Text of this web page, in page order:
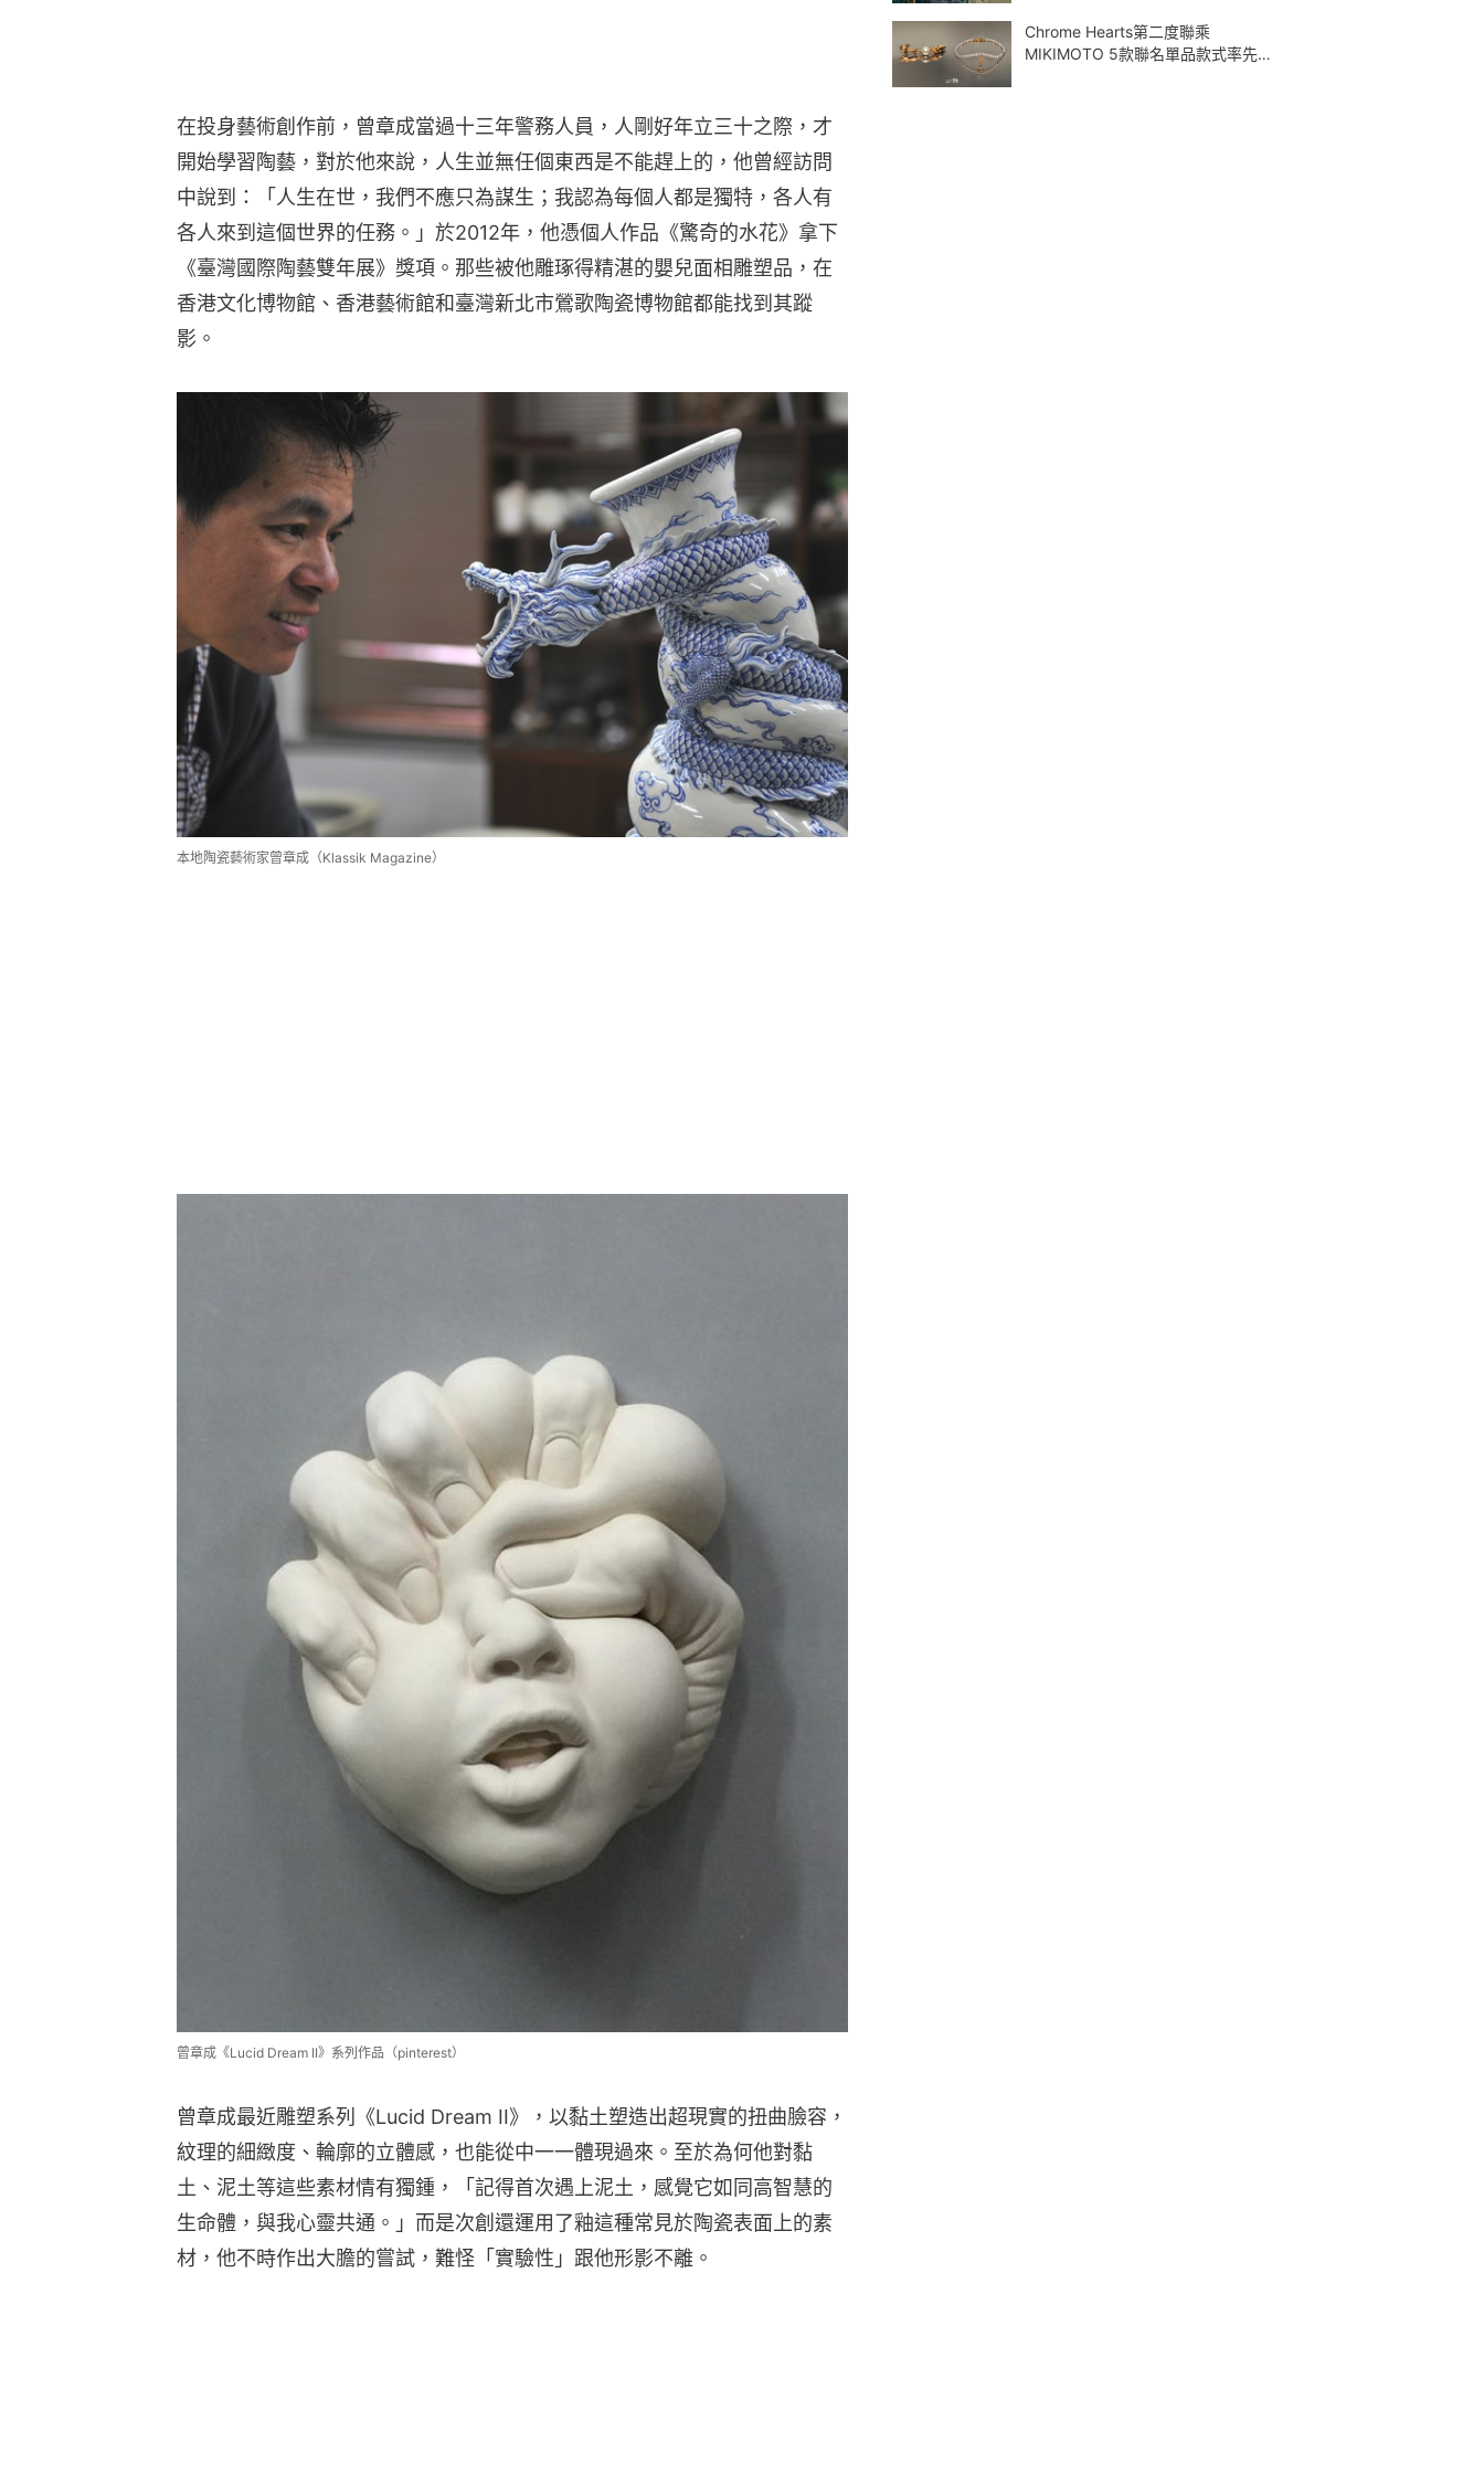
在投身藝術創作前，曾章成當過十三年警務人員，人剛好年立三十之際，才
開始學習陶藝，對於他來說，人生並無任個東西是不能趕上的，他曾經訪問
中說到：「人生在世，我們不應只為謀生；我認為每個人都是獨特，各人有
各人來到這個世界的任務。」於2012年，他憑個人作品《驚奇的水花》拿下
《臺灣國際陶藝雙年展》獎項。那些被他雕琢得精湛的嬰兒面相雕塑品，在
香港文化博物館、香港藝術館和臺灣新北市鶯歌陶瓷博物館都能找到其蹤
影。
本地陶瓷藝術家曾章成（Klassik Magazine）
曾章成《Lucid Dream II》系列作品（pinterest）
曾章成最近雕塑系列《Lucid Dream II》，以黏土塑造出超現實的扭曲臉容，
紋理的細緻度、輪廓的立體感，也能從中一一體現過來。至於為何他對黏
土、泥土等這些素材情有獨鍾，「記得首次遇上泥土，感覺它如同高智慧的
生命體，與我心靈共通。」而是次創還運用了釉這種常見於陶瓷表面上的素
材，他不時作出大膽的嘗試，難怪「實驗性」跟他形影不離。
Chrome Hearts第二度聯乘
MIKIMOTO 5款聯名單品款式率先曝